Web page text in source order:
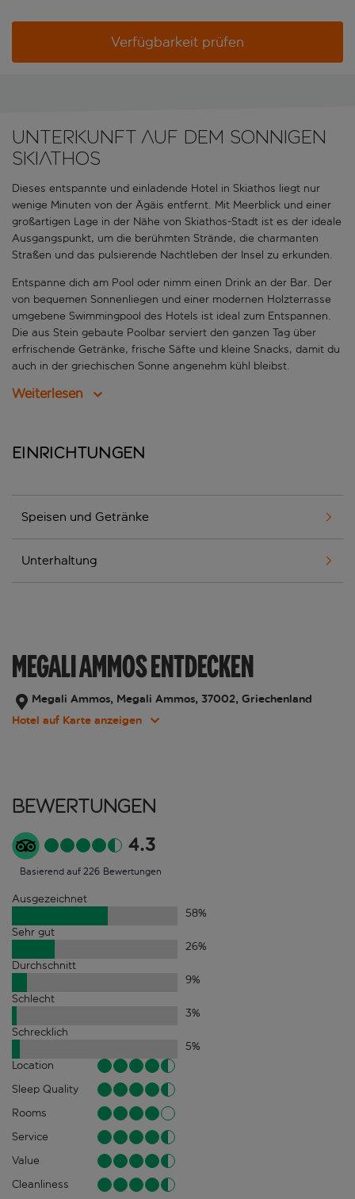
Verfügbarkeit prüfen
Unterkunft auf dem sonnigen
Skiathos
Dieses entspannte und einladende Hotel in Skiathos liegt nur
wenige Minuten von der Ägäis entfernt. Mit Meerblick und einer
großartigen Lage in der Nähe von Skiathos-Stadt ist es der ideale
Ausgangspunkt, um die berühmten Strände, die charmanten
Straßen und das pulsierende Nachtleben der Insel zu erkunden.
Entspanne dich am Pool oder nimm einen Drink an der Bar. Der
von bequemen Sonnenliegen und einer modernen Holzterrasse
umgebene Swimmingpool des Hotels ist ideal zum Entspannen.
Die aus Stein gebaute Poolbar serviert den ganzen Tag über
erfrischende Getränke, frische Säfte und kleine Snacks, damit du
auch in der griechischen Sonne angenehm kühl bleibst.
Weiterlesen
Einrichtungen
Speisen und Getränke
Unterhaltung
MEGALI AMMOS ENTDECKEN
Megali Ammos, Megali Ammos, 37002, Griechenland
Hotel auf Karte anzeigen
Bewertungen
4.3
Basierend auf 226 Bewertungen
Ausgezeichnet
58%
Sehr gut
26%
Durchschnitt
9%
Schlecht
3%
Schrecklich
5%
Location
Sleep Quality
Rooms
Service
Value
Cleanliness